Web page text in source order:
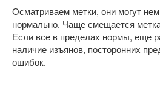
Осматриваем метки, они могут
нормально. Чаще смещается
Если все в пределах нормы, еще
наличие изъянов, посторонних
ошибок.